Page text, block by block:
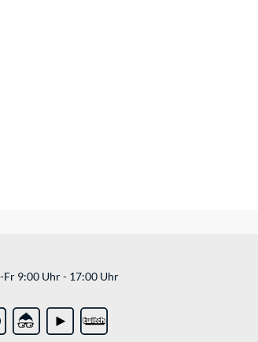
9:00 Uhr - 17:00 Uhr